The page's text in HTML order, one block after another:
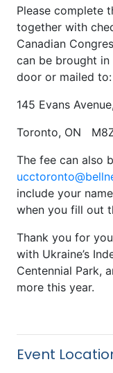
Please complete
together with
Canadian
can be brought
door or mailed to:
145 Evans
Toronto, ON
The fee can also
include your
when you fill out
Thank you for
with Ukraine’s
Centennial Park,
more this year.
Event